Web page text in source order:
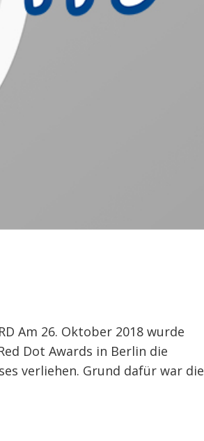
Am 26. Oktober 2018 wurde
Dot Awards in Berlin die
verliehen. Grund dafür war die